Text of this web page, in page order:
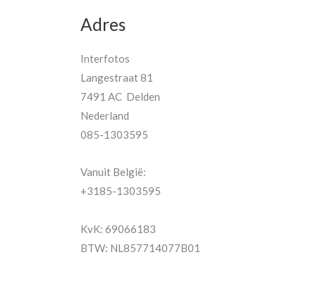
Adres
Interfotos
Langestraat 81
7491 AC Delden
Nederland
085-1303595
Vanuit België:
+3185-1303595
KvK: 69066183
BTW: NL857714077B01